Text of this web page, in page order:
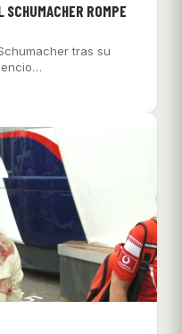
SCHUMACHER ROMPE
tras su